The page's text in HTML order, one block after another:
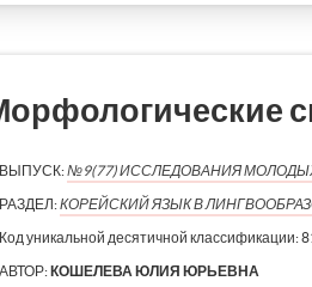
ВЫПУСК:№9(77) ИССЛЕДОВАНИЯ
РАЗДЕЛ:КОРЕЙСКИЙ ЯЗЫК В
Код уникальной десятичной классификации:
АВТОР: КОШЕЛЕВА ЮЛИЯ ЮРЬЕВНА